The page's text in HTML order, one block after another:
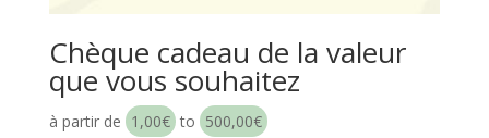
Chèque cadeau de la valeur
que vous souhaitez
à partir de 1,00€ to 500,00€